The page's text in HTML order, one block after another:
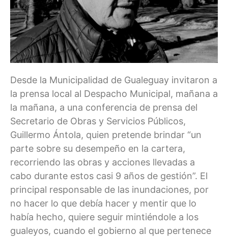
Desde la Municipalidad de Gualeguay invitaron a
la prensa local al Despacho Municipal, mañana a
la mañana, a una conferencia de prensa del
Secretario de Obras y Servicios Públicos,
Guillermo Ántola, quien pretende brindar “un
parte sobre su desempeño en la cartera,
recorriendo las obras y acciones llevadas a
cabo durante estos casi 9 años de gestión”. El
principal responsable de las inundaciones, por
no hacer lo que debía hacer y mentir que lo
había hecho, quiere seguir mintiéndole a los
gualeyos, cuando el gobierno al que pertenece